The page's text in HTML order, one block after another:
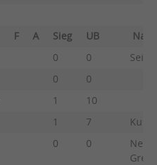
F A Sieg UB
0 0
0
0
1
10
1 7
0 0
Greta